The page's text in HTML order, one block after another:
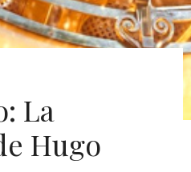
La
Hugo